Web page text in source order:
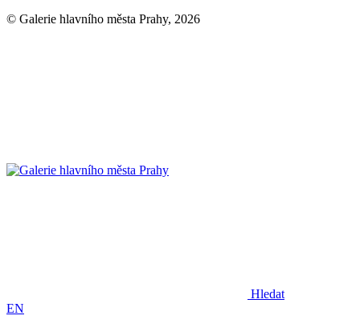
© Galerie hlavního města Prahy, 2026
Hledat
EN